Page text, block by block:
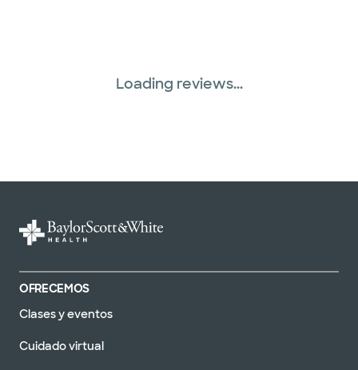
Loading reviews...
OFRECEMOS
Clases y eventos
Cuidado virtual